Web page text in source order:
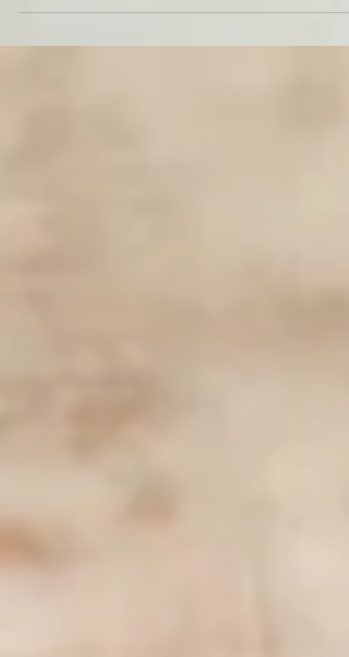
cages énergétiques qui peuvent perturber...